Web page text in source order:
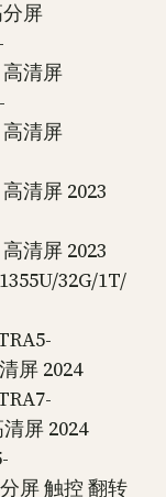
屏
清屏
清屏
清屏 2023
清屏 2023
32G/1T/
屏 2024
屏 2024
屏 触控 翻转